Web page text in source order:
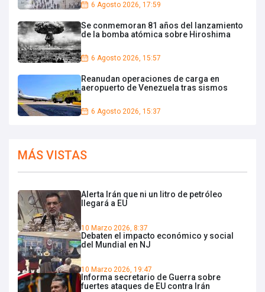
6 Agosto 2026, 17:59
Se conmemoran 81 años del lanzamiento
de la bomba atómica sobre Hiroshima
6 Agosto 2026, 15:57
Reanudan operaciones de carga en
aeropuerto de Venezuela tras sismos
6 Agosto 2026, 15:37
MÁS VISTAS
Alerta Irán que ni un litro de petróleo
llegará a EU
10 Marzo 2026, 8:37
Debaten el impacto económico y social
del Mundial en NJ
10 Marzo 2026, 19:47
Informa secretario de Guerra sobre
fuertes ataques de EU contra Irán